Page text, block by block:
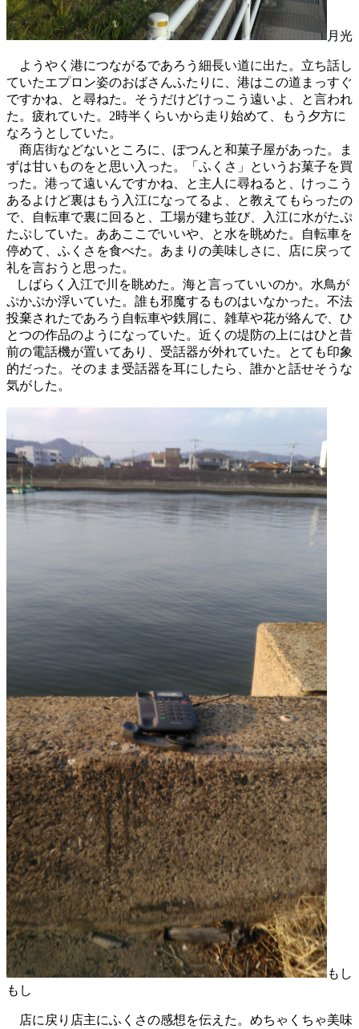
月光
ようやく港につながるであろう細長い道に出た。立ち話し
ていたエプロン姿のおばさんふたりに、港はこの道まっすぐ
ですかね、と尋ねた。そうだけどけっこう遠いよ、と言われ
た。疲れていた。2時半くらいから走り始めて、もう夕方に
なろうとしていた。
商店街などないところに、ぽつんと和菓子屋があった。ま
ずは甘いものをと思い入った。「ふくさ」というお菓子を買
った。港って遠いんですかね、と主人に尋ねると、けっこう
あるよけど裏はもう入江になってるよ、と教えてもらったの
で、自転車で裏に回ると、工場が建ち並び、入江に水がたぷ
たぷしていた。ああここでいいや、と水を眺めた。自転車を
停めて、ふくさを食べた。あまりの美味しさに、店に戻って
礼を言おうと思った。
しばらく入江で川を眺めた。海と言っていいのか。水鳥が
ぷかぷか浮いていた。誰も邪魔するものはいなかった。不法
投棄されたであろう自転車や鉄屑に、雑草や花が絡んで、ひ
とつの作品のようになっていた。近くの堤防の上にはひと昔
前の電話機が置いてあり、受話器が外れていた。とても印象
的だった。そのまま受話器を耳にしたら、誰かと話せそうな
気がした。
もし
もし
店に戻り店主にふくさの感想を伝えた。めちゃくちゃ美味